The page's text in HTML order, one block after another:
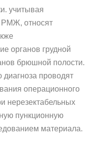
учитывая
РМЖ, относят
органов грудной
брюшной полости.
проводят
операционного
нерезектабельных
пункционную
материала.